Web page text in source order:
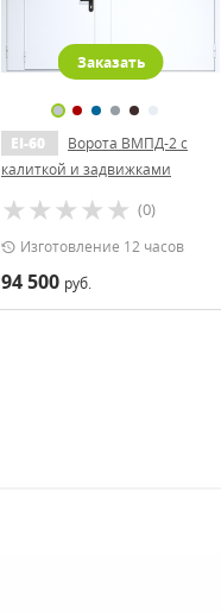
Заказать
EI-60
Ворота ВМПД-2 с
калиткой и задвижками
(0)
Изготовление 12 часов
94 500 руб.